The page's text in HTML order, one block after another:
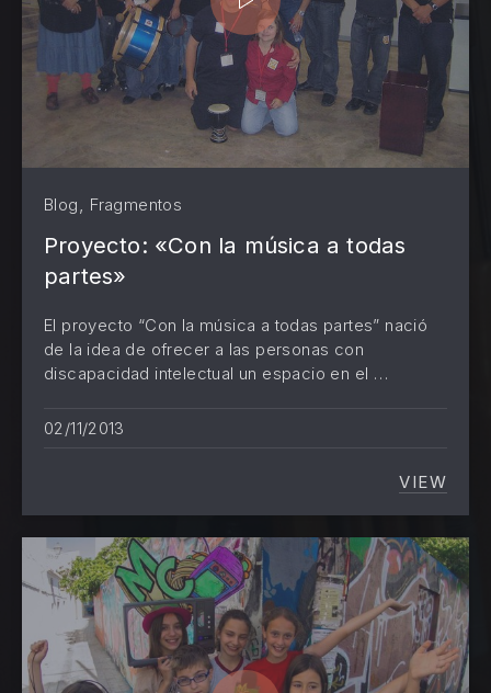
Blog Fragmentos
Proyecto: «Con la música a todas
partes»
El proyecto “Con la música a todas partes” nació
de la idea de ofrecer a las personas con
discapacidad intelectual un espacio en el …
02/11/2013
VIEW